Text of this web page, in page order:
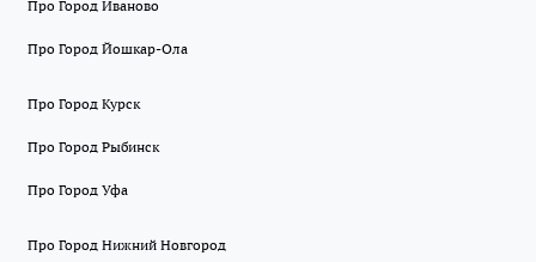
Про Город Иваново
Про Город Йошкар-Ола
Про Город Курск
Про Город Рыбинск
Про Город Уфа
Про Город Нижний Новгород